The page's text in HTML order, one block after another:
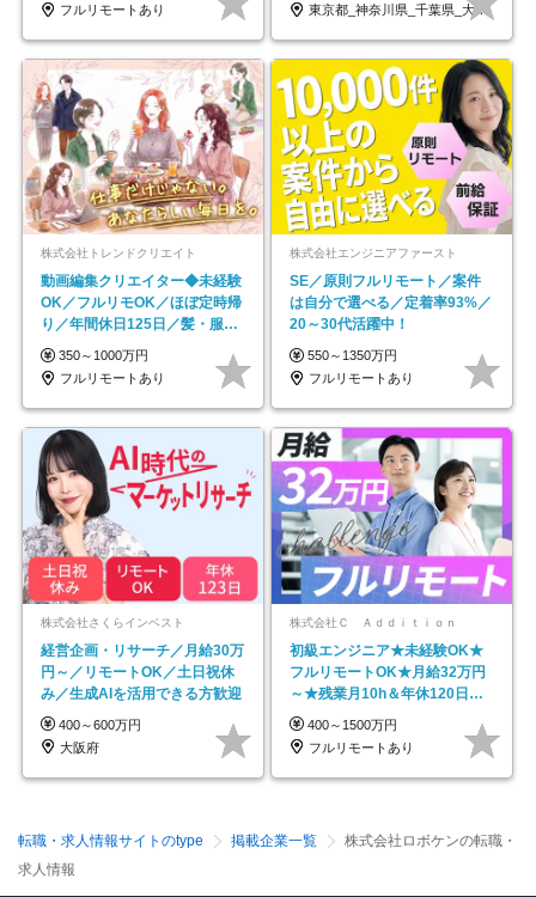
フルリモートあり
東京都_神奈川県_千葉県_大阪府_愛知県…
株式会社トレンドクリエイト
動画編集クリエイター◆未経験
OK／フルリモOK／ほぼ定時帰
り／年間休日125日／髪・服・
ネイル自由／副業OK
350～1000万円
フルリモートあり
株式会社エンジニアファースト
SE／原則フルリモート／案件
は自分で選べる／定着率93%／
20～30代活躍中！
550～1350万円
フルリモートあり
株式会社さくらインベスト
経営企画・リサーチ／月給30万
円～／リモートOK／土日祝休
み／生成AIを活用できる方歓迎
400～600万円
大阪府
株式会社Ｃ Ａｄｄｉｔｉｏｎ
初級エンジニア★未経験OK★
フルリモートOK★月給32万円
～★残業月10h＆年休120日以
上★副業可
400～1500万円
フルリモートあり
転職・求人情報サイトのtype 掲載企業一覧
株式会社ロボケンの転職・
求人情報